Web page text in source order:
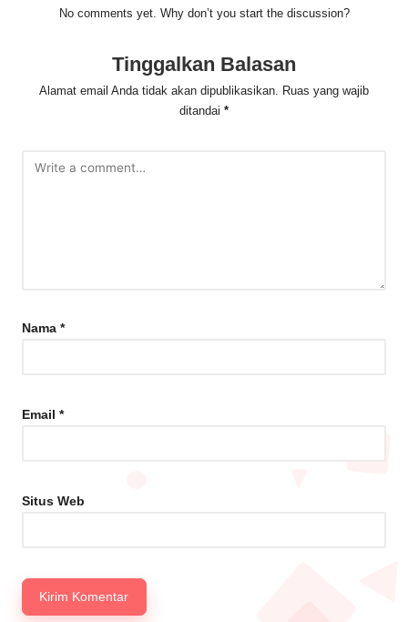
No comments yet. Why don’t you start the discussion?
Tinggalkan Balasan
Alamat email Anda tidak akan dipublikasikan. Ruas yang wajib
ditandai *
Nama *
Email *
Situs Web